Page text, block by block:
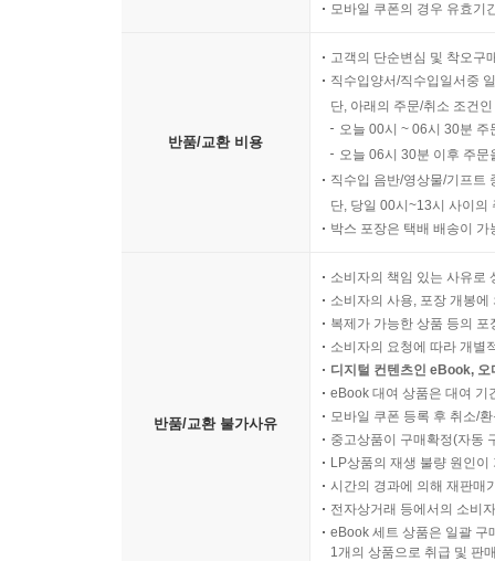
모바일 쿠폰의 경우 유효기
반품/교환 비용
고객의 단순변심 및 착오구
직수입양서/직수입일서중
단, 아래의 주문/취소 조건
오늘 00시 ~ 06시 30분
오늘 06시 30분 이후 주
직수입 음반/영상물/기프트
단, 당일 00시~13시 사이의
박스 포장은 택배 배송이
반품/교환 불가사유
소비자의 책임 있는 사유로
소비자의 사용, 포장 개봉
복제가 가능한 상품 등의
소비자의 요청에 따라 개별
디지털 컨텐츠인 eBook,
eBook 대여 상품은 대여 기
모바일 쿠폰 등록 후 취소/
중고상품이 구매확정(자동
LP상품의 재생 불량 원인
시간의 경과에 의해 재판매
전자상거래 등에서의 소비
eBook 세트 상품은 일괄 구
1개의 상품으로 취급 및 판